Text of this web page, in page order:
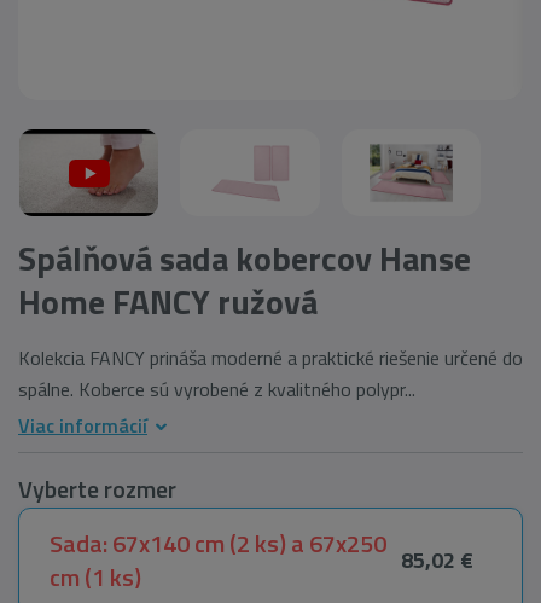
Spálňová sada kobercov Hanse
Home FANCY ružová
Kolekcia FANCY prináša moderné a praktické riešenie určené do
spálne. Koberce sú vyrobené z kvalitného polypr...
Viac informácií
Vyberte rozmer
Sada: 67x140 cm (2 ks) a 67x250
cm (1 ks)
85,02 €